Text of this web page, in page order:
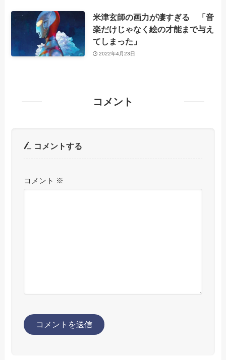
米津玄師の画力が凄すぎる 「音
楽だけじゃなく絵の才能まで与え
てしまった」
2022年4月23日
コメント
コメントする
コメント ※